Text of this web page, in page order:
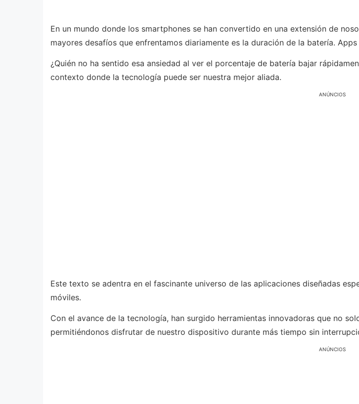
En un mundo donde los smartphones se han convertido en una extensión de
mayores desafíos que enfrentamos diariamente es la duración de la batería.
¿Quién no ha sentido esa ansiedad al ver el porcentaje de batería bajar
contexto donde la tecnología puede ser nuestra mejor aliada.
ANÚNCIOS
Este texto se adentra en el fascinante universo de las aplicaciones diseñadas
móviles.
Con el avance de la tecnología, han surgido herramientas innovadoras que no
permitiéndonos disfrutar de nuestro dispositivo durante más tiempo sin
ANÚNCIOS